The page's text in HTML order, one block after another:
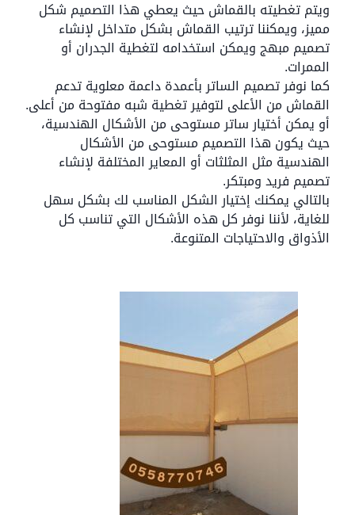
ويتم تغطيته بالقماش حيث يعطي هذا التصميم شكل
مميز، ويمكننا ترتيب القماش بشكل متداخل لإنشاء
تصميم مبهج ويمكن استخدامه لتغطية الجدران أو
الممرات.
كما نوفر تصميم الساتر بأعمدة داعمة معلوية تدعم
القماش من الأعلى لتوفير تغطية شبه مفتوحة من أعلى.
أو يمكن أختيار ساتر مستوحى من الأشكال الهندسية،
حيث يكون هذا التصميم مستوحى من الأشكال
الهندسية مثل المثلثات أو المعاير المختلفة لإنشاء
تصميم فريد ومبتكر.
بالتالي يمكنك إختيار الشكل المناسب لك بشكل سهل
للغاية، لأننا نوفر كل هذه الأشكال التي تناسب كل
الأذواق والاحتياجات المتنوعة.